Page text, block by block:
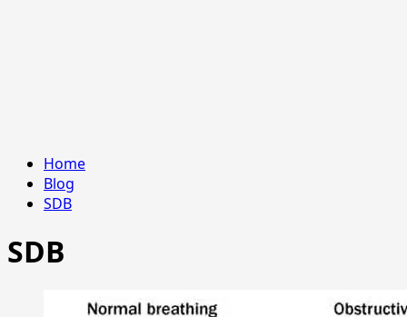
Home
Blog
SDB
SDB